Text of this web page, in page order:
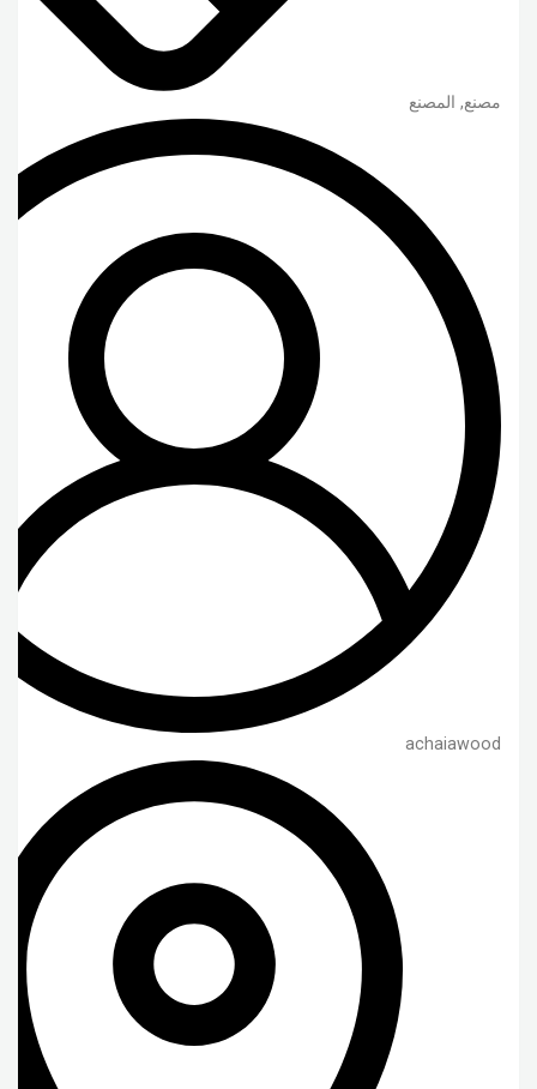
مصنع, المصنع
achaiawood